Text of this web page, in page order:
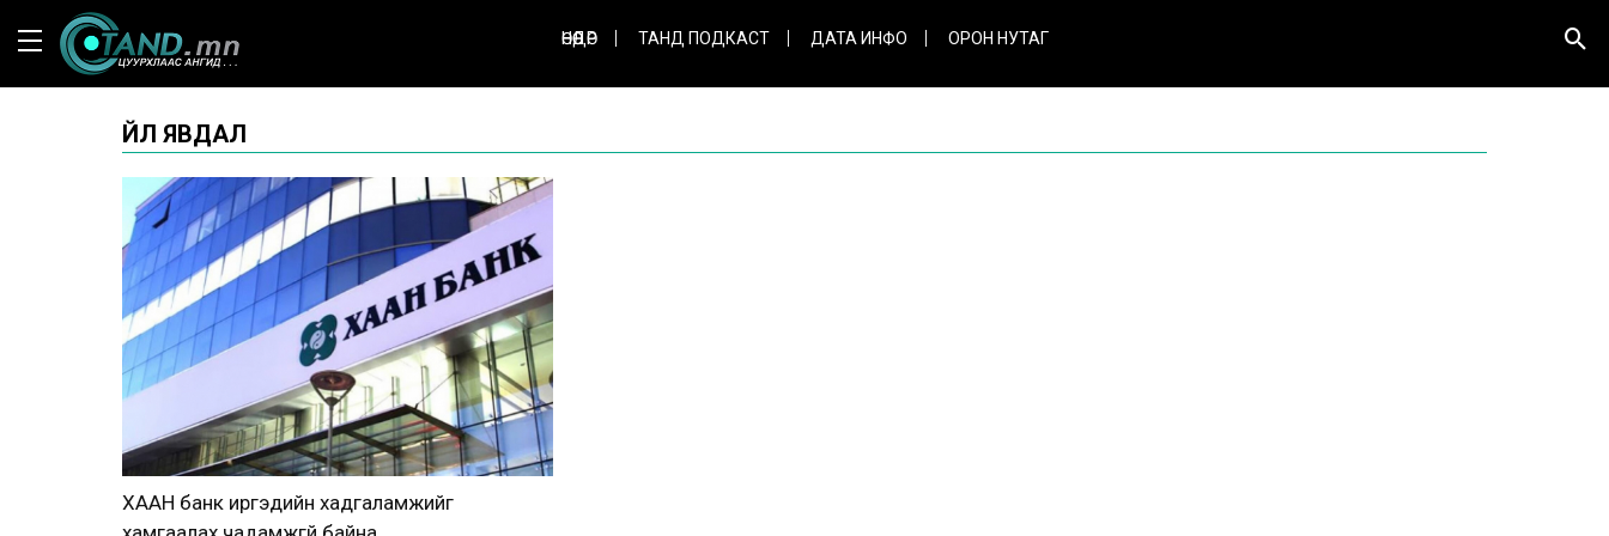
ӨНӨӨДӨР ТАНД ПОДКАСТ ДАТА ИНФО ОРОН НУТАГ
ҮЙЛ ЯВДАЛ
ХААН банк иргэдийн хадгаламжийг